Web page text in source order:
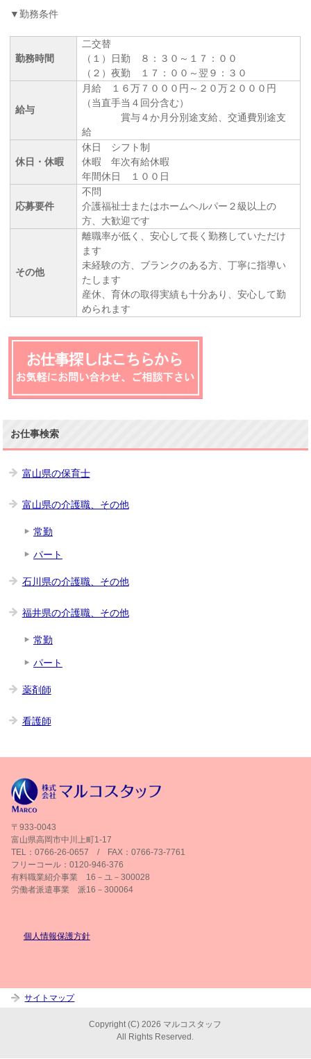
▼勤務条件
勤務時間
二交替
（１）日勤 ８：３０～１７：００
（２）夜勤 １７：００～翌９：３０
給与
月給 １６万７０００円～２０万２０００円
（当直手当４回分含む）
賞与４か月分別途支給、交通費別途支
給
休日・休暇
休日 シフト制
休暇 年次有給休暇
年間休日 １００日
応募要件
不問
介護福祉士またはホームヘルパー２級以上の
方、大歓迎です
その他
離職率が低く、安心して長く勤務していただけ
ます
未経験の方、ブランクのある方、丁寧に指導い
たします
産休、育休の取得実績も十分あり、安心して勤
められます
お仕事検索
富山県の保育士
富山県の介護職、その他
常勤
パート
石川県の介護職、その他
福井県の介護職、その他
常勤
パート
薬剤師
看護師
〒933-0043
富山県高岡市中川上町1-17
TEL：0766-26-0657 / FAX：0766-73-7761
フリーコール：0120-946-376
有料職業紹介事業 16－ユ－300028
労働者派遣事業 派16－300064
個人情報保護方針
サイトマップ
Copyright (C) 2026 マルコスタッフ
All Rights Reserved.